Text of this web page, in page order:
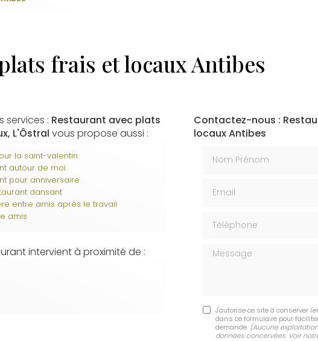
frais et locaux Antibes
services : Restaurant avec plats
L'Ôstral vous propose aussi :
la saint-valentin
autour de moi
pour anniversaire
dansant
entre amis après le travail
amis
intervient à proximité de :
Contactez-nous :
locaux Antibes
Message
J'autorise ce site à conserver
dans ce formulaire pour
demande. (Aucune
données concervées. Voir